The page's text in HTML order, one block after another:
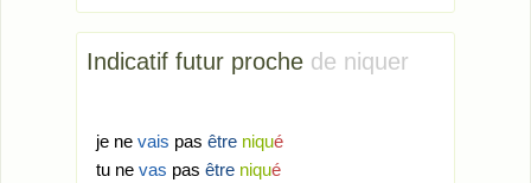
Indicatif futur proche de niquer
je ne vais pas être niqué
tu ne vas pas être niqué